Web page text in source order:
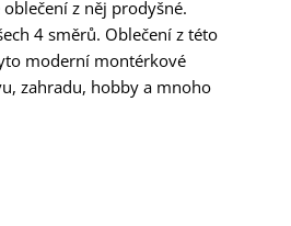
z něj prodyšné.
4 směrů. Oblečení z této
moderní montérkové
zahradu, hobby a mnoho